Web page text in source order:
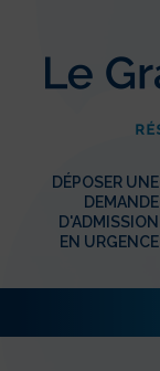
DÉPOSER UNE
DEMANDE
D'ADMISSION
EN URGENCE